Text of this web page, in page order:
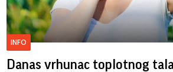
INFO
Danas vrhunac toplotnog